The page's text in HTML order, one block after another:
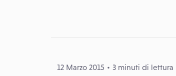
12 Marzo 2015 3 minuti di lettura